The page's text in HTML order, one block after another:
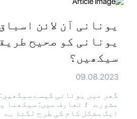
یونانی آن لائن
یونانی کو صحیح
سیکھیں؟
09.08.2023
گھر میں یونانی کیسے
مشورے ؛ تعارف میں: سیکھنا
ایک مشکل کام کی طرح لگتا ہے